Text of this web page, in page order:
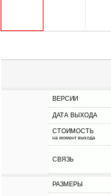
ВЕРСИИ
ДАТА ВЫХОДА
СТОИМОСТЬ
на момент выхода
СВЯЗЬ
РАЗМЕРЫ